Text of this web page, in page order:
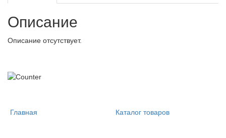
Описание
Описание отсутствует.
Главная Каталог товаров